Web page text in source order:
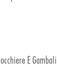
E Gambali